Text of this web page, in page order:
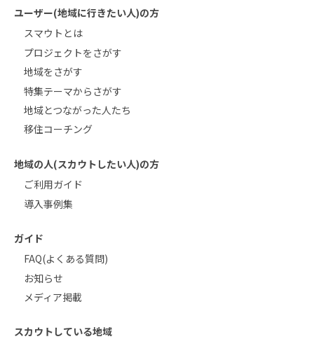
ユーザー(地域に行きたい人)の方
スマウトとは
プロジェクトをさがす
地域をさがす
特集テーマからさがす
地域とつながった人たち
移住コーチング
地域の人(スカウトしたい人)の方
ご利用ガイド
導入事例集
ガイド
FAQ(よくある質問)
お知らせ
メディア掲載
スカウトしている地域